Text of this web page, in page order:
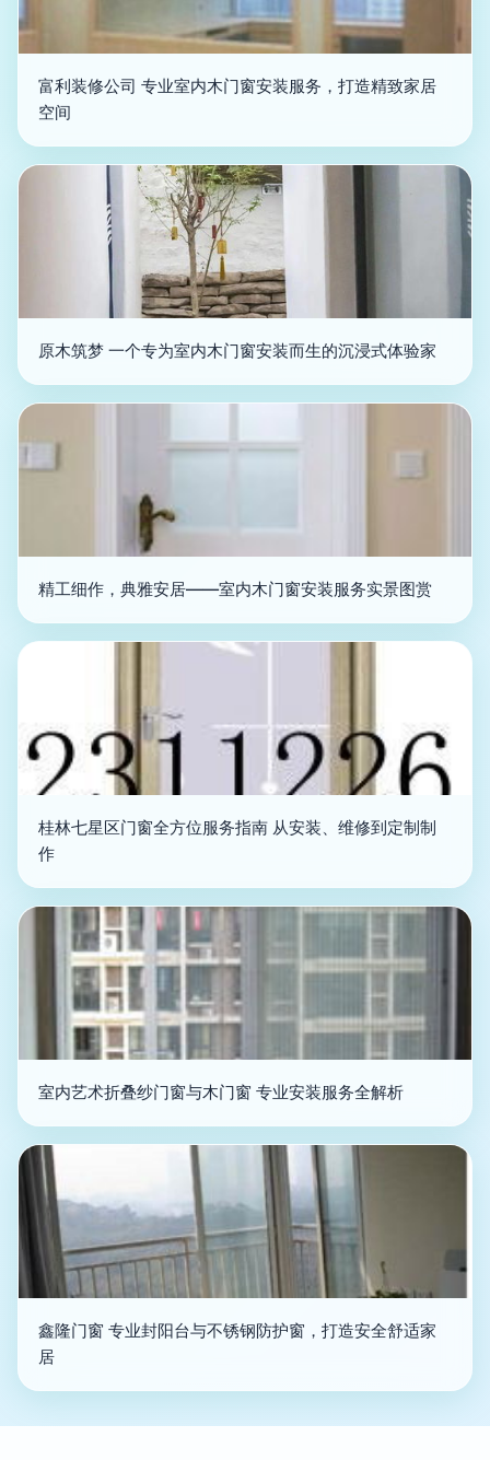
富利装修公司 专业室内木门窗安装服务，打造精致家居
空间
原木筑梦 一个专为室内木门窗安装而生的沉浸式体验家
精工细作，典雅安居——室内木门窗安装服务实景图赏
桂林七星区门窗全方位服务指南 从安装、维修到定制制
作
室内艺术折叠纱门窗与木门窗 专业安装服务全解析
鑫隆门窗 专业封阳台与不锈钢防护窗，打造安全舒适家
居